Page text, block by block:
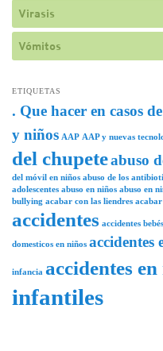
Virasis
Vómitos
ETIQUETAS
. Que hacer en casos
y niños AAP AAP y nuevas
del chupeteabuso
del móvil en niños abuso de los
adolescentes abuso en niños abuso en
bullying acabar con las liendres
accidentes accidentes bebés
domesticos en niños accidentes
infancia accidentes
infantiles